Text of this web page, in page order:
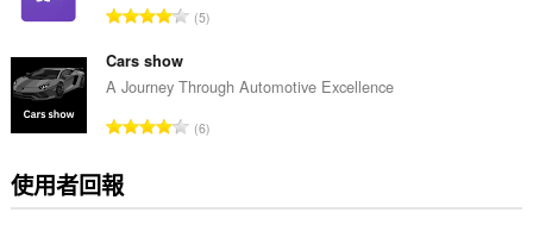
數
評
總
數
5
Cars show
A Journey Through Automotive Excellence
評
6
使用者回報